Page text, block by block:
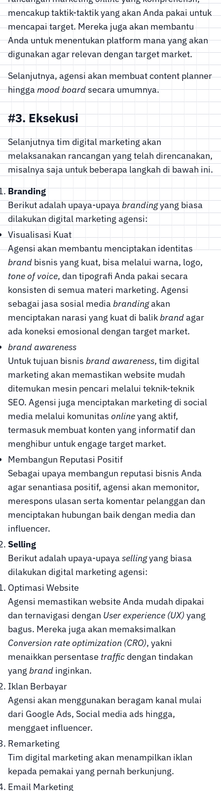
mencakup taktik-taktik yang akan Anda pakai untuk
mencapai target. Mereka juga akan membantu
Anda untuk menentukan platform mana yang akan
digunakan agar relevan dengan target market.
Selanjutnya, agensi akan membuat content planner
hinggamood boardsecara umumnya.
#3. Eksekusi
Selanjutnya tim digital marketing akan
melaksanakan rancangan yang telah direncanakan,
misalnya saja untuk beberapa langkah di bawah ini.
Branding
Berikut adalah upaya-upaya brandingyang biasa
dilakukan digital marketing agensi:
Visualisasi Kuat
Agensi akan membantu menciptakan identitas
brand bisnis yang kuat, bisa melalui warna, logo,
tone of voice, dan tipografi Anda pakai secara
konsisten di semua materi marketing. Agensi
sebagai jasa sosial media brandingakan
menciptakan narasi yang kuat di balikbrandagar
ada koneksi emosional dengan target market.
brand awareness
Untuk tujuan bisnis brand awareness, tim digital
marketing akan memastikan website mudah
ditemukan mesin pencari melalui teknik-teknik
SEO. Agensi juga menciptakan marketing di social
media melalui komunitas onlineyang aktif,
termasuk membuat konten yang informatif dan
menghibur untuk engage target market.
Membangun Reputasi Positif
Sebagai upaya membangun reputasi bisnis Anda
agar senantiasa positif, agensi akan memonitor,
merespons ulasan serta komentar pelanggan dan
menciptakan hubungan baik dengan media dan
influencer.
Selling
Berikut adalah upaya-upaya sellingyang biasa
dilakukan digital marketing agensi:
Optimasi Website
Agensi memastikan website Anda mudah dipakai
dan ternavigasi dengan User experience (UX) yang
bagus. Mereka juga akan memaksimalkan
Conversion rate optimization (CRO), yakni
menaikkan persentase traffic dengan tindakan
yang brand inginkan.
Iklan Berbayar
Agensi akan menggunakan beragam kanal mulai
dari Google Ads, Social media ads hingga,
menggaet influencer.
Remarketing
Tim digital marketing akan menampilkan iklan
kepada pemakai yang pernah berkunjung.
Email Marketing